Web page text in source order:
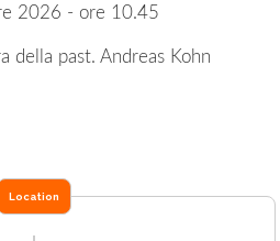
2026 - ore 10.45
della past. Andreas Kohn
Location